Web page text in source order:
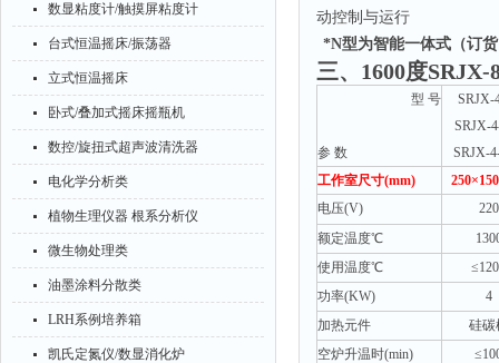
数显粘度计/触摸屏粘度计
台式恒温摇床/振荡器
立式恒温摇床
卧式/叠加式摇床摇瓶机
数控/旋扭式超声波清洗器
电化学分析类
植物生理仪器 根系分析仪
微生物处理类
油墨涂料分散类
LRH系例培养箱
凯氏定氮仪/数显消化炉
动控制与运行
*N型为智能一体式（订
三、 1600度
型 号
参 数
SRJX-
SRJX-
SRJX-
工作室尺寸(mm) 250×150
电压(V)
220
额定温度℃
使用温度℃
功率(KW)
4
加热元件
硅碳
空炉升温时(min)